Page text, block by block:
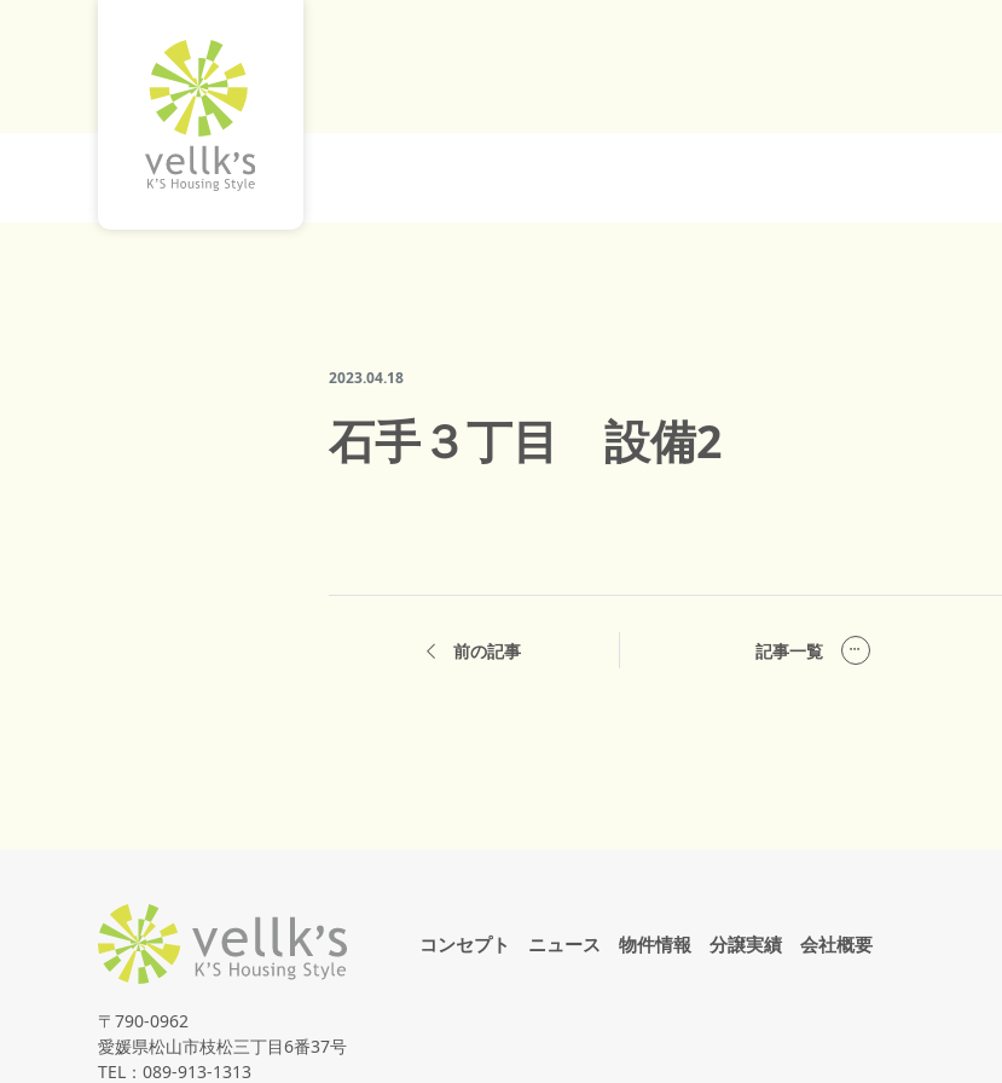
2023.04.18
石手３丁目 設備2
前の記事 記事一覧
〒790-0962
愛媛県松山市枝松三丁目6番37号
TEL：089-913-1313
コンセプト ニュース 物件情報 分譲実績 会社概要